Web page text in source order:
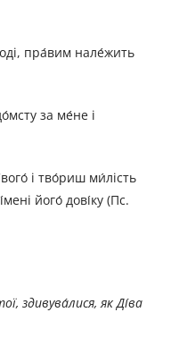
пра́вим нале́жить
за ме́не і
і тво́риш ми́лість
його́ дові́ку (Пс.
здивува́лися, як Ді́ва